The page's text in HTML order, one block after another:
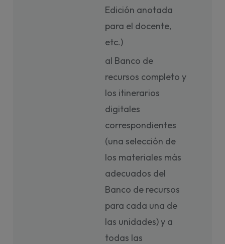
Edición anotada
para el docente,
etc.)
al Banco de
recursos completo y
los itinerarios
digitales
correspondientes
(una selección de
los materiales más
adecuados del
Banco de recursos
para cada una de
las unidades) y a
todas las